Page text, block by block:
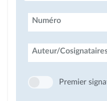
Numéro
Auteur/
Premier